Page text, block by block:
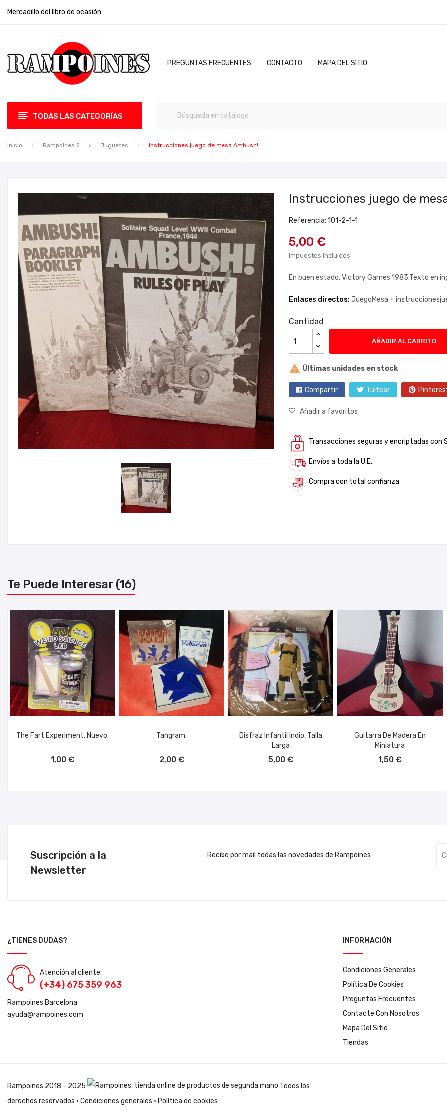
Mercadillo del libro de ocasión
PREGUNTAS FRECUENTES CONTACTO MAPA DEL SITIO
TODAS LAS CATEGORÍAS
Inicio Rampoines 2 Juguetes Instrucciones juego de mesa Ambush!
Instrucciones juego de
Referencia: 101-2-1-1
5,00 €
Impuestos incluidos
En buen estado, Victory Games 1983.Texto en
Enlaces directos: JuegoMesa +
Cantidad
AÑADIR AL CARRITO
 Últimas unidades en stock
Compartir Tuitear
Añadir a favoritos
Transacciones seguras y encriptadas con
Envíos a toda la U.E.
Compra con total confianza
Te Puede Interesar (16)
The Fart Experiment, Nuevo.
1,00 €
Tangram.
2,00 €
Disfraz Infantil Indio, Talla
Larga
5,00 €
AÑADIR AL CARRITO
Guitarra De Madera En
Miniatura
1,50 €
Suscripción a la
Newsletter
Recibe por mail todas las novedades de Rampoines
¿TIENES DUDAS?
Atención al cliente:
(+34) 675 359 963
Rampoines Barcelona
ayuda@rampoines.com
INFORMACIÓN
Condiciones Generales
Política De Cookies
Preguntas Frecuentes
Contacte Con Nosotros
Mapa Del Sitio
Tiendas
Rampoines 2018 - 2025
Todos los
derechos reservados · Condiciones generales · Política de cookies